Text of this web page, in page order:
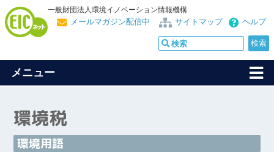
一般財団法人環境イノベーション情報機構
ヘルプ
サイトマップ
メールマガジン配信中
メニュー
環境税
環境用語